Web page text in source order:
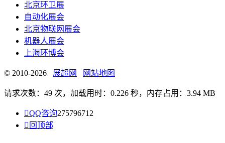
北京环卫展
自动化展会
北京物联网展会
机器人展会
上海环博会
© 2010-2026 展超网 网站地图
请求次数：49 次，加载用时：0.226 秒，内存占用：3.94 MB
QQ咨询275796712
 回顶部